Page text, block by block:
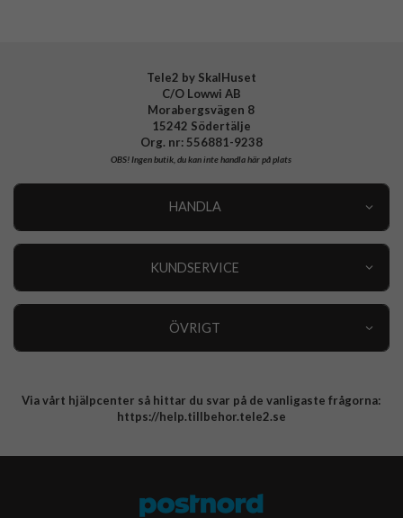
Tele2 by SkalHuset
C/O Lowwi AB
Morabergsvägen 8
15242 Södertälje
Org. nr: 556881-9238
OBS!Ingen butik, du kan inte handla här på plats
HANDLA
KUNDSERVICE
ÖVRIGT
Integritetspolicy
Via vårt hjälpcenter så hittar du svar på de vanligaste frågorna:
https://help.tillbehor.tele2.se